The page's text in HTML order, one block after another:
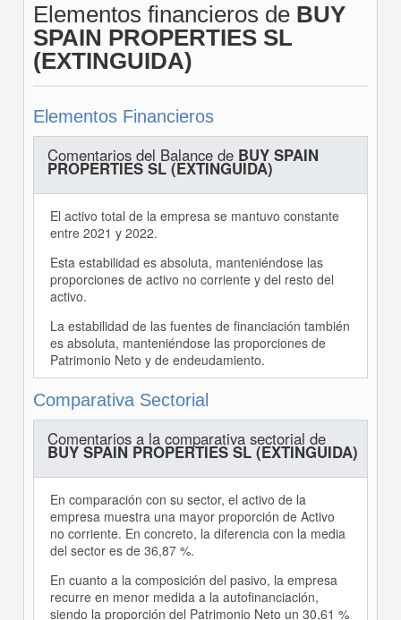
Elementos financieros de BUY
SPAIN PROPERTIES SL
(EXTINGUIDA)
Elementos Financieros
Comentarios del Balance de BUY SPAIN
PROPERTIES SL (EXTINGUIDA)
El activo total de la empresa se mantuvo constante
entre 2021 y 2022.
Esta estabilidad es absoluta, manteniéndose las
proporciones de activo no corriente y del resto del
activo.
La estabilidad de las fuentes de financiación también
es absoluta, manteniéndose las proporciones de
Patrimonio Neto y de endeudamiento.
Comparativa Sectorial
Comentarios a la comparativa sectorial de
BUY SPAIN PROPERTIES SL (EXTINGUIDA)
En comparación con su sector, el activo de la
empresa muestra una mayor proporción de Activo
no corriente. En concreto, la diferencia con la media
del sector es de 36,87 %.
En cuanto a la composición del pasivo, la empresa
recurre en menor medida a la autofinanciación,
siendo la proporción del Patrimonio Neto un 30,61 %